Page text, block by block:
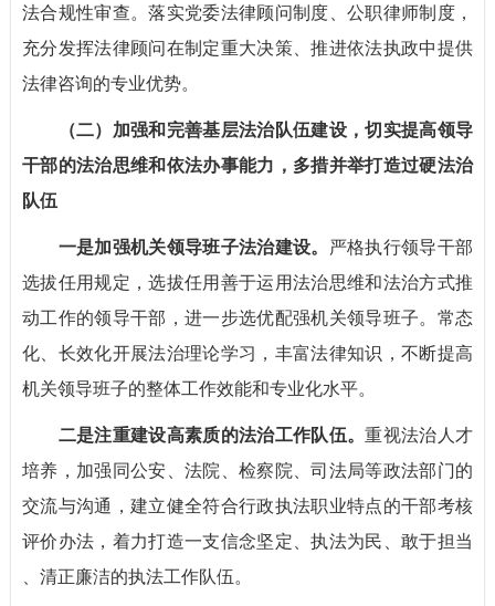
法合规性审查。落实党委法律顾问制度、公职律师制度，
充分发挥法律顾问在制定重大决策、推进依法执政中提供
法律咨询的专业优势。
（二）加强和完善基层法治队伍建设，切实提高领导
干部的法治思维和依法办事能力，多措并举打造过硬法治
队伍
一是加强机关领导班子法治建设。 严格执行领导干部
选拔任用规定，选拔任用善于运用法治思维和法治方式推
动工作的领导干部，进一步选优配强机关领导班子。常态
化、长效化开展法治理论学习，丰富法律知识，不断提高
机关领导班子的整体工作效能和专业化水平。
二是注重建设高素质的法治工作队伍。重视法治人才
培养，加强同公安、法院、检察院、司法局等政法部门的
交流与沟通，建立健全符合行政执法职业特点的干部考核
评价办法，着力打造一支信念坚定、执法为民、敢于担当
、清正廉洁的执法工作队伍。